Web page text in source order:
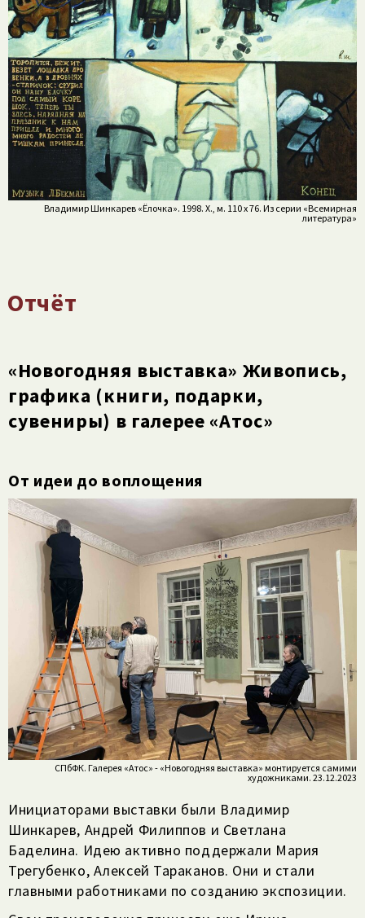
Владимир Шинкарев «Ёлочка». 1998. Х., м. 110 х 76. Из серии «Всемирная
литература»
Отчёт
«Новогодняя выставка» Живопись,
графика (книги, подарки,
сувениры) в галерее «Атос»
От идеи до воплощения
СПбФК. Галерея «Атос» - «Новогодняя выставка» монтируется самими
художниками. 23.12.2023
Инициаторами выставки были Владимир
Шинкарев, Андрей Филиппов и Светлана
Баделина. Идею активно поддержали Мария
Трегубенко, Алексей Тараканов. Они и стали
главными работниками по созданию экспозиции.